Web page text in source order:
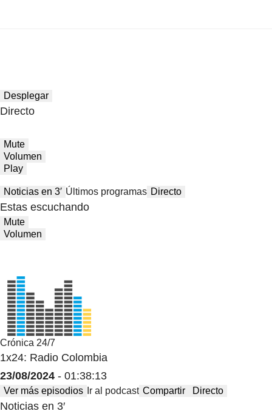
Desplegar
Directo
Mute
Volumen
Play
Noticias en 3′ Últimos programas Directo
Estas escuchando
Mute
Volumen
Crónica 24/7
1x24: Radio Colombia
23/08/2024 - 01:38:13
Ver más episodios Ir al podcast Compartir Directo
Noticias en 3′